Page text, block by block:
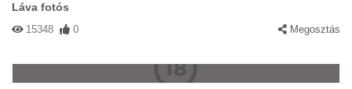
Láva fotós
15348 0 Megosztás